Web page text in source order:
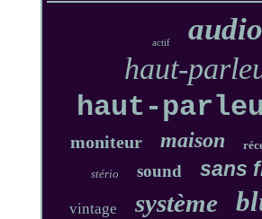
actif audio
haut-
haut-
moniteur maison
stério sound sans
vintage système